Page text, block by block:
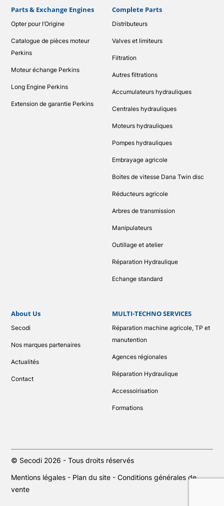
Parts & Exchange Engines
Opter pour l’Origine
Catalogue de pièces moteur
Perkins
Moteur échange Perkins
Long Engine Perkins
Extension de garantie Perkins
Complete Parts
Distributeurs
Valves et limiteurs
Filtration
Autres filtrations
Accumulateurs hydrauliques
Centrales hydrauliques
Moteurs hydrauliques
Pompes hydrauliques
Embrayage agricole
Boites de vitesse Dana Twin disc
Réducteurs agricole
Arbres de transmission
Manipulateurs
Outillage et atelier
Réparation Hydraulique
Echange standard
About Us
Secodi
Nos marques partenaires
Actualités
Contact
MULTI-TECHNO SERVICES
Réparation machine agricole, TP et
manutention
Agences régionales
Réparation Hydraulique
Accessoirisation
Formations
© Secodi 2026 - Tous droits réservés
Mentions légales - Plan du site -Conditions générales de
vente